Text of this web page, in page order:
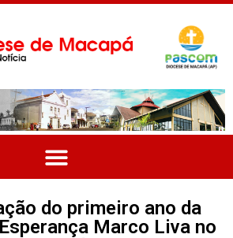
do primeiro ano da
Marco Liva no